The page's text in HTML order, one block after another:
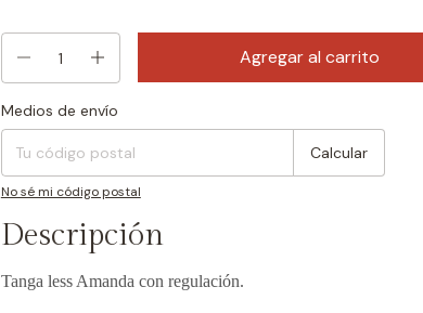
Entregas para el CP:
Medios de envío
Calcular
No sé mi código postal
Descripción
Tanga less Amanda con regulación.